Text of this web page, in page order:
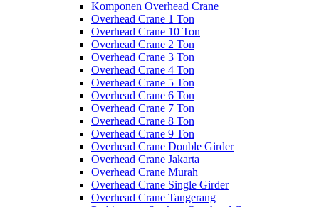
Komponen Overhead Crane
Overhead Crane 1 Ton
Overhead Crane 10 Ton
Overhead Crane 2 Ton
Overhead Crane 3 Ton
Overhead Crane 4 Ton
Overhead Crane 5 Ton
Overhead Crane 6 Ton
Overhead Crane 7 Ton
Overhead Crane 8 Ton
Overhead Crane 9 Ton
Overhead Crane Double Girder
Overhead Crane Jakarta
Overhead Crane Murah
Overhead Crane Single Girder
Overhead Crane Tangerang